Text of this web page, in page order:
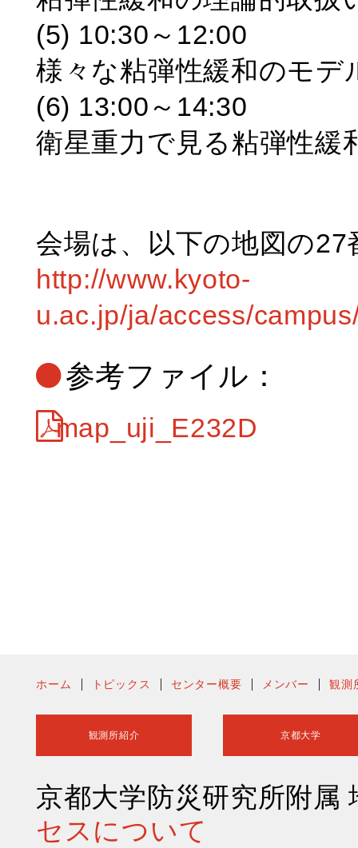
(5) 10:30～12:00
様々な粘弾性緩和のモデ
(6) 13:00～14:30
衛星重力で見る粘弾性緩
会場は、以下の地図の
http://www.kyoto-
u.ac.jp/ja/access/
参考ファイル：
map_uji_E232D
ホーム トピックス センター概要 メンバー 観測
観測所紹介 京都大学
京都大学防災研究所附
セスについて